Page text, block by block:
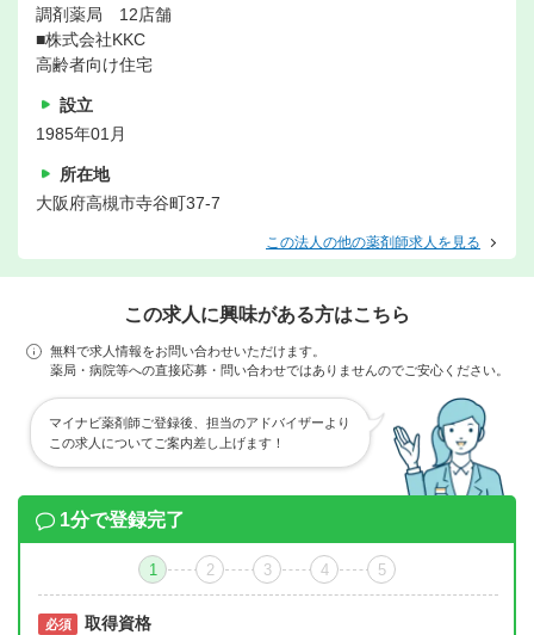
調剤薬局 12店舗
■株式会社KKC
高齢者向け住宅
設立
1985年01月
所在地
大阪府高槻市寺谷町37-7
この法人の他の薬剤師求人を見る
この求人に興味がある方はこちら
無料で求人情報をお問い合わせいただけます。
薬局・病院等への直接応募・問い合わせではありませんのでご安心ください。
マイナビ薬剤師ご登録後、担当のアドバイザーより
この求人についてご案内差し上げます！
1分で登録完了
1 2 3 4 5
必須 取得資格